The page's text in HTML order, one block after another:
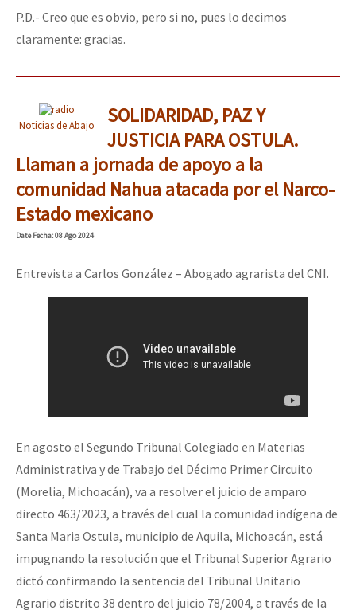
P.D.- Creo que es obvio, pero si no, pues lo decimos
claramente: gracias.
Noticias de Abajo
SOLIDARIDAD, PAZ Y
JUSTICIA PARA OSTULA.
Llaman a jornada de apoyo a la
comunidad Nahua atacada por el Narco-
Estado mexicano
DateFecha: 08 Ago 2024
Entrevista a Carlos González – Abogado agrarista del CNI.
En agosto el Segundo Tribunal Colegiado en Materias
Administrativa y de Trabajo del Décimo Primer Circuito
(Morelia, Michoacán), va a resolver el juicio de amparo
directo 463/2023, a través del cual la comunidad indígena de
Santa Maria Ostula, municipio de Aquila, Michoacán, está
impugnando la resolución que el Tribunal Superior Agrario
dictó confirmando la sentencia del Tribunal Unitario
Agrario distrito 38 dentro del juicio 78/2004, a través de la